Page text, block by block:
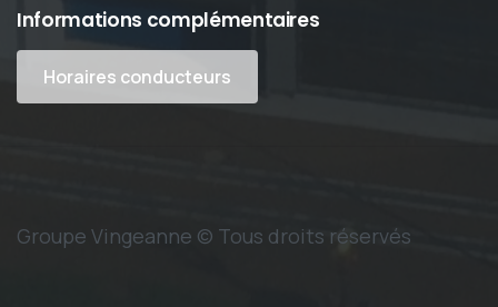
Informations complémentaires
Horaires conducteurs
Groupe Vingeanne © Tous droits réservés